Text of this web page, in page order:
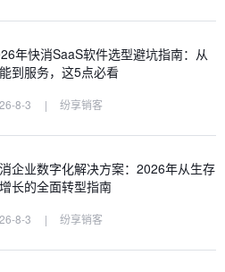
年快消SaaS软件选型避坑指南：从
到服务，这5点必看
8-3 | 纷享销客
企业数字化解决方案：2026年从生存
长的全面转型指南
8-3 | 纷享销客